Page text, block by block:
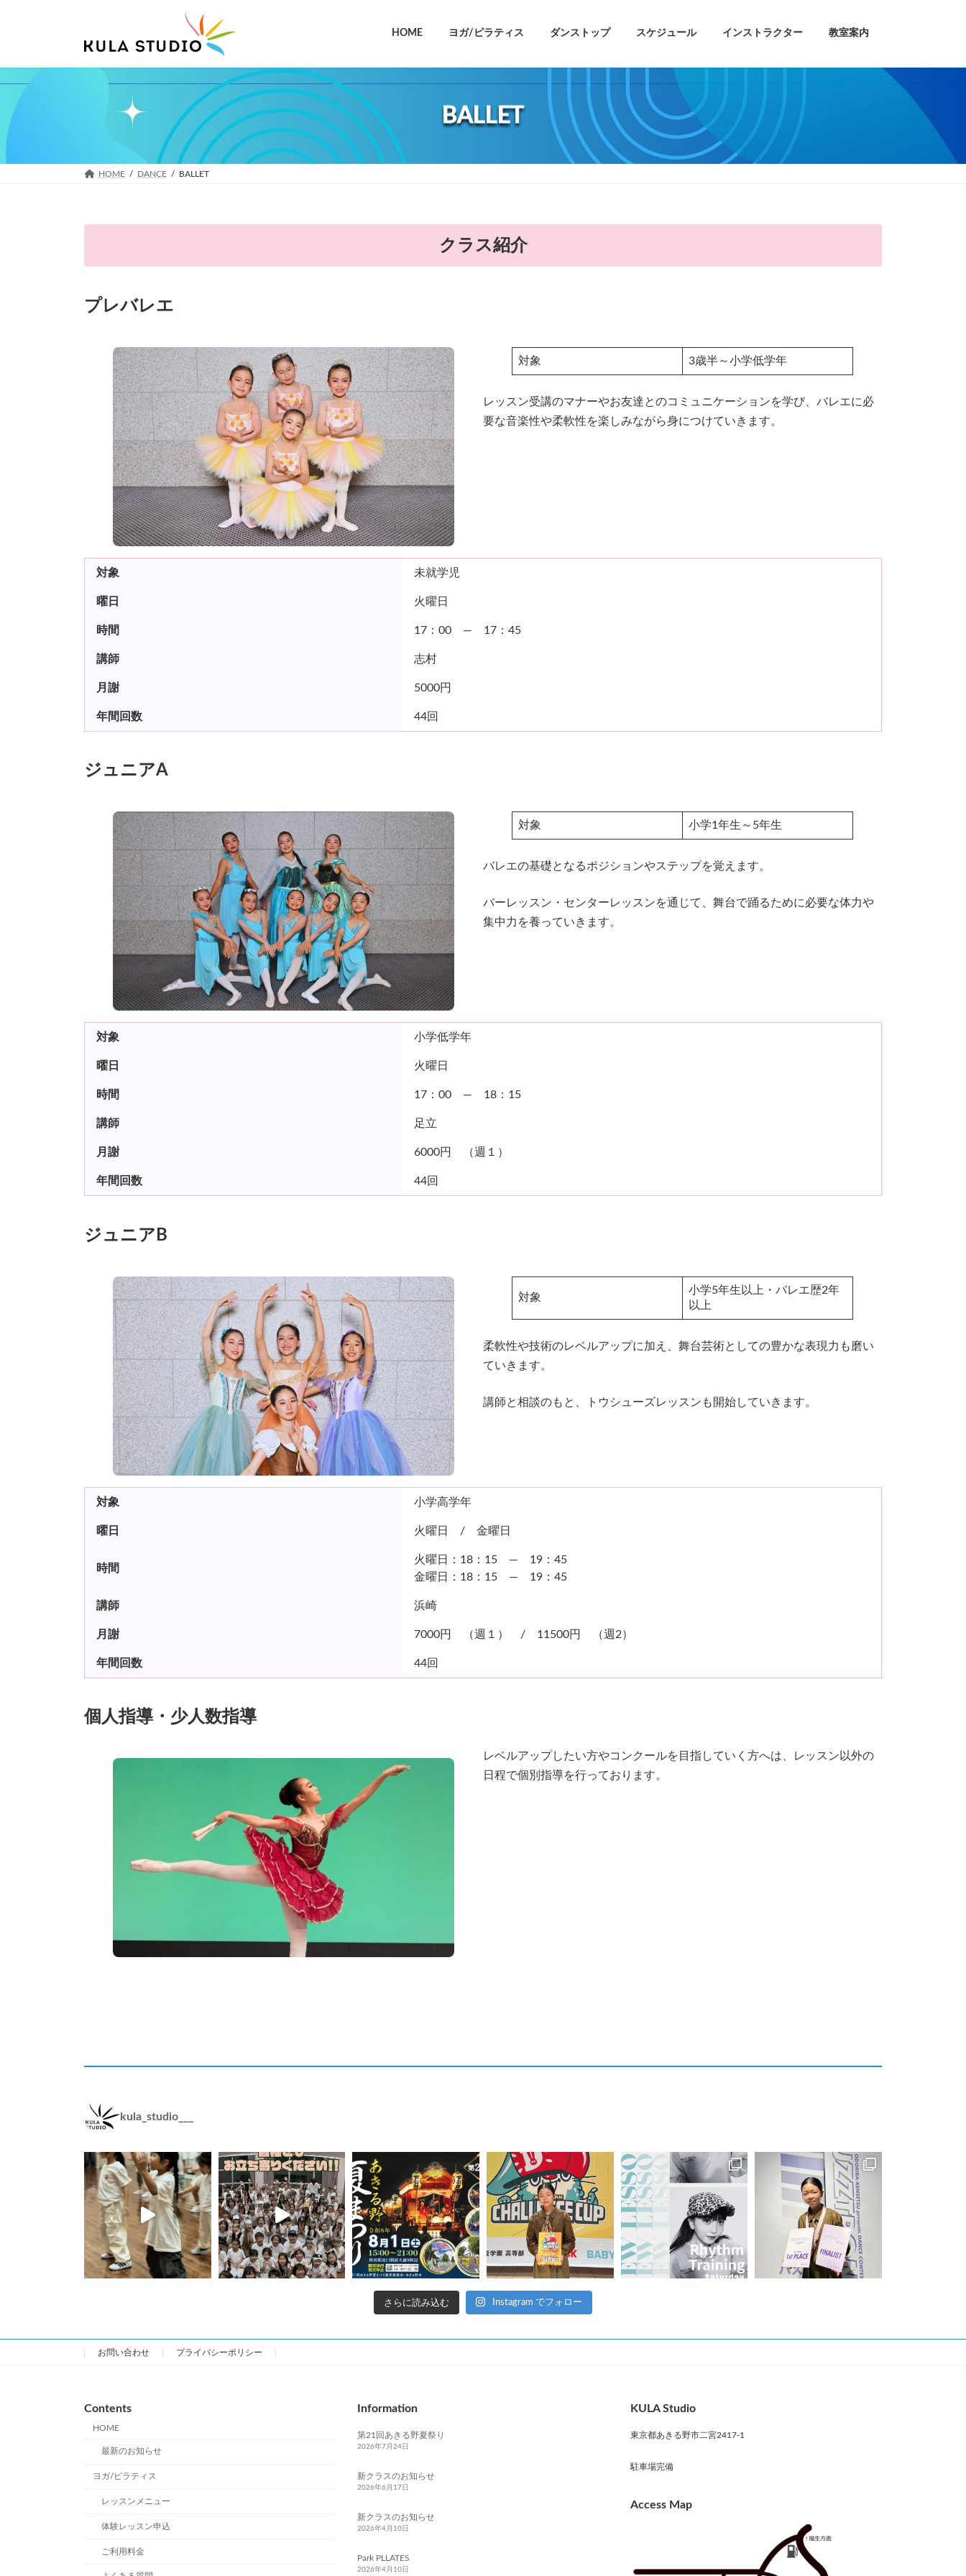
ツ
へ
ッ
シ
ョ
移
HOME ヨガ/ピラティス ダンストップ スケジュール インストラクター 教室案内
BALLET
HOME DANCE BALLET
クラス紹介
プレバレエ
対象 3歳半～小学低学年
レッスン受講のマナーやお友達とのコミュニケーションを学び、バレエに必
要な音楽性や柔軟性を楽しみながら身につけていきます。
対象 未就学児
曜日 火曜日
時間 17：00 ― 17：45
講師 志村
月謝 5000円
年間回数 44回
ジュニアA
対象 小学1年生～5年生
バレエの基礎となるポジションやステップを覚えます。
バーレッスン・センターレッスンを通じて、舞台で踊るために必要な体力や
集中力を養っていきます。
対象 小学低学年
曜日 火曜日
時間 17：00 ― 18：15
講師 足立
月謝 6000円 （週１）
年間回数 44回
ジュニアB
対象
小学5年生以上・バレエ歴2年
以上
柔軟性や技術のレベルアップに加え、舞台芸術としての豊かな表現力も磨い
ていきます。
講師と相談のもと、トウシューズレッスンも開始していきます。
対象 小学高学年
曜日 火曜日 / 金曜日
時間
火曜日：18：15 ― 19：45
金曜日：18：15 ― 19：45
講師 浜崎
月謝 7000円 （週１） / 11500円 （週2）
年間回数 44回
個人指導・少人数指導
レベルアップしたい方やコンクールを目指していく方へは、レッスン以外の
日程で個別指導を行っております。
kula_studio___
さらに読み込む Instagram でフォロー
お問い合わせ プライバシーポリシー
Contents
HOME
最新のお知らせ
ヨガ/ピラティス
レッスンメニュー
体験レッスン申込
ご利用料金
Information
第21回あきる野夏祭り
2026年7月24日
新クラスのお知らせ
2026年6月17日
新クラスのお知らせ
2026年4月10日
Park PLLATES
2026年4月10日
KULA Studio
東京都あきる野市二宮2417-1
駐車場完備
Access Map